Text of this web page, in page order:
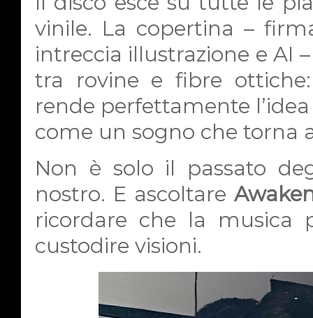
vinile. La copertina –
intreccia illustrazione e AI
tra rovine e fibre
rende perfettamente
come un sogno che torna
Non è solo il passato
nostro. E ascoltare
ricordare che la musica
custodire visioni.